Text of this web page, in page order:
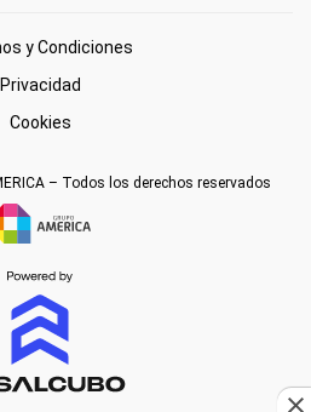
y Condiciones
Privacidad
Cookies
– Todos los derechos reservados